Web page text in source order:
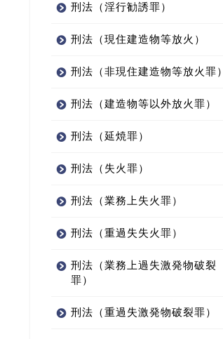
刑法（淫行勧誘罪）
刑法（現住建造物等放火）
刑法（非現住建造物等放火罪）
刑法（建造物等以外放火罪）
刑法（延焼罪）
刑法（失火罪）
刑法（業務上失火罪）
刑法（重過失失火罪）
刑法（業務上過失激発物破裂
罪）
刑法（重過失激発物破裂罪）